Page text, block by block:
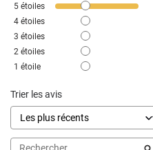
5 étoiles
4 étoiles
3 étoiles
2 étoiles
1 étoile
Trier les avis